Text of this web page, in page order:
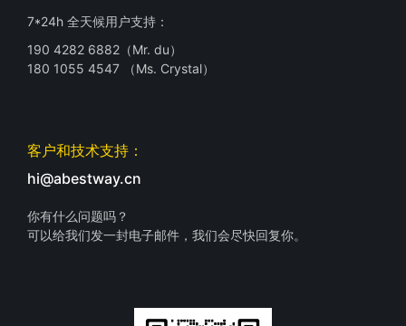
7*24h 全天候用户支持：
190 4282 6882（Mr. du）
180 1055 4547 （Ms. Crystal）
客户和技术支持：
hi@abestway.cn
你有什么问题吗？
可以给我们发一封电子邮件，我们会尽快回复你。